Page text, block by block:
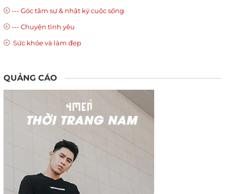
--- Góc tâm sự & nhật ký cuộc sống
--- Chuyện tình yêu
Sức khỏe và làm đẹp
QUẢNG CÁO